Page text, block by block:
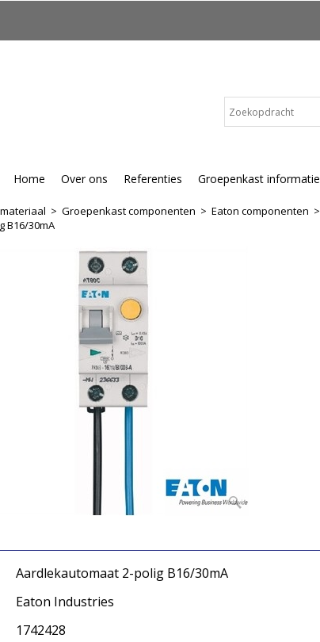
Home Over ons Referenties Groepenkast informatie
> Groepenkast componenten > Eaton componenten >
B16/30mA
Aardlekautomaat 2-polig B16/30mA
Eaton Industries
1742428